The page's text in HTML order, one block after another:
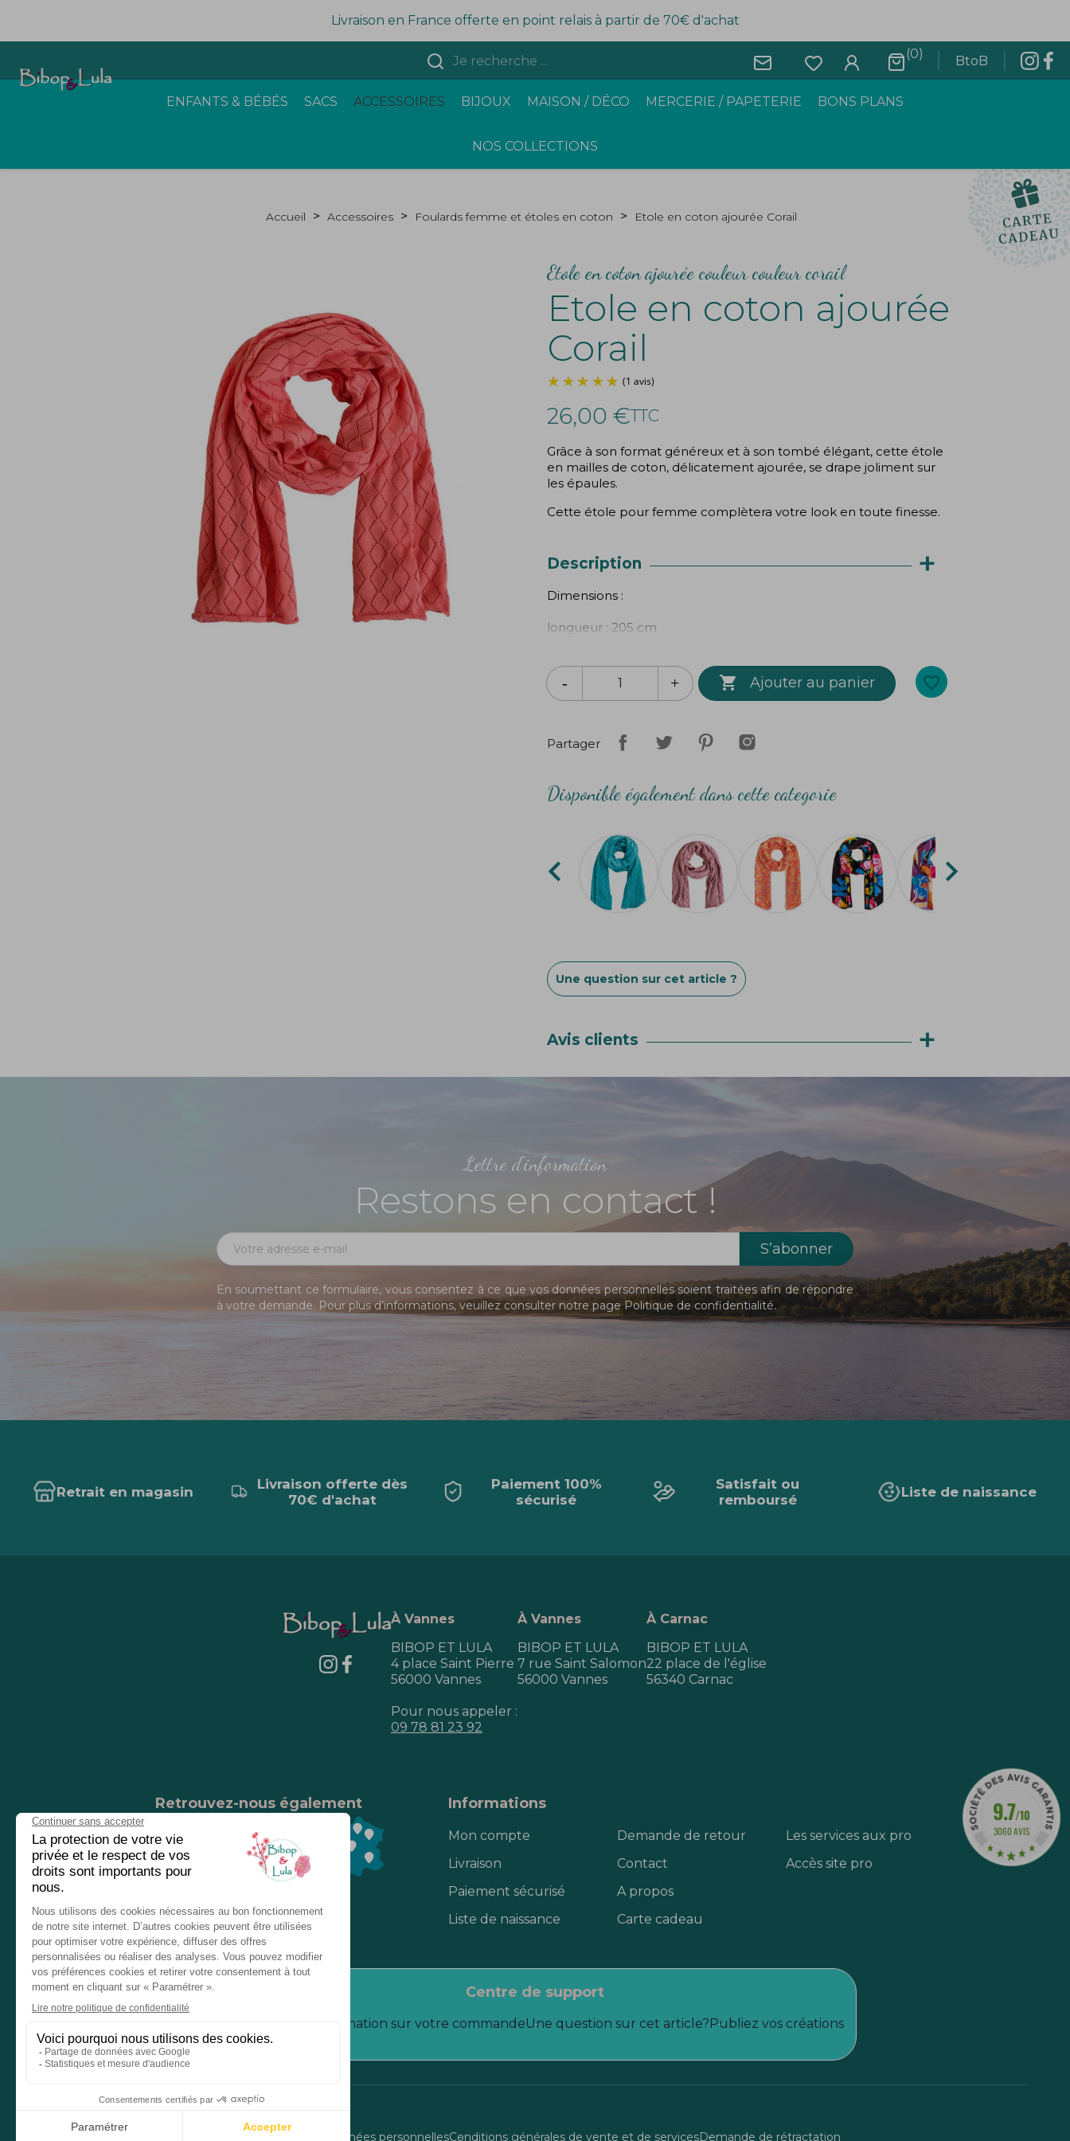
Livraison en France offerte en point relais à partir de 70€ d'achat
(0) BtoB
ENFANTS & BÉBÉS SACS ACCESSOIRES BIJOUX MAISON / DÉCO MERCERIE / PAPETERIE BONS PLANS
NOS COLLECTIONS
Accueil Accessoires Foulards femme et étoles en coton Etole en coton ajourée Corail
Etole en coton ajourée couleur couleur corail
Etole en coton ajourée
Corail
(1 avis)
26,00 €TTC
Grâce à son format généreux et à son tombé élégant, cette étole
en mailles de coton, délicatement ajourée, se drape joliment sur
les épaules.
Cette étole pour femme complètera votre look en toute finesse.
Description +
Dimensions :
longueur : 205 cm
100% coton
Création Bibop Lula
 Ajouter au panier favorite_border
Partager
Disponible également dans cette categorie
 
Une question sur cet article ?
Avis clients +
Lettre d'information
Restons en contact !
En soumettant ce formulaire, vous consentez à ce que vos données personnelles soient traitées afin de répondre
à votre demande. Pour plus d’informations, veuillez consulter notre pagePolitique de confidentialité.
Retrait en magasin
Livraison offerte dès
70€ d'achat
Paiement 100%
sécurisé
Satisfait ou
remboursé
Liste de naissance
À Vannes
BIBOP ET LULA
4 place Saint Pierre
56000 Vannes
Pour nous appeler :
09 78 81 23 92
À Vannes
BIBOP ET LULA
7 rue Saint Salomon
56000 Vannes
À Carnac
BIBOP ET LULA
22 place de l'église
56340 Carnac
Retrouvez-nous également
Nos magasins
Chez nos revendeurs
Informations
Mon compte
Livraison
Paiement sécurisé
Liste de naissance
Demande de retour
Contact
A propos
Carte cadeau
Les services aux pro
Accès site pro
centre de support
Information sur votre commandeUne question sur cet article?Publiez vos créations
Mentions légales Données personnellesConditions générales de vente et de servicesDemande de rétractation
9.7/10
3060 AVIS